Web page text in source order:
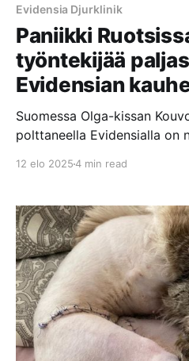
Evidensia Djurklinik
Paniikki
työntekijää
Evidensian
Suomessa Olga-kissan
polttaneella Evidensialla on
Radion P3 Nyheter
Dokumentissa nämä
Evidensian keskittyminen
vaikuttaa negatiivisesti
jätetään makaamaan
12 elo 20254 min read